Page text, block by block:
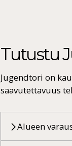
Tutustu
Jugendtori on
saavutettavuus
Alueen